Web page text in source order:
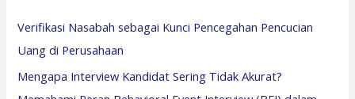
Verifikasi Nasabah sebagai Kunci Pencegahan Pencucian
Uang di Perusahaan
Mengapa Interview Kandidat Sering Tidak Akurat?